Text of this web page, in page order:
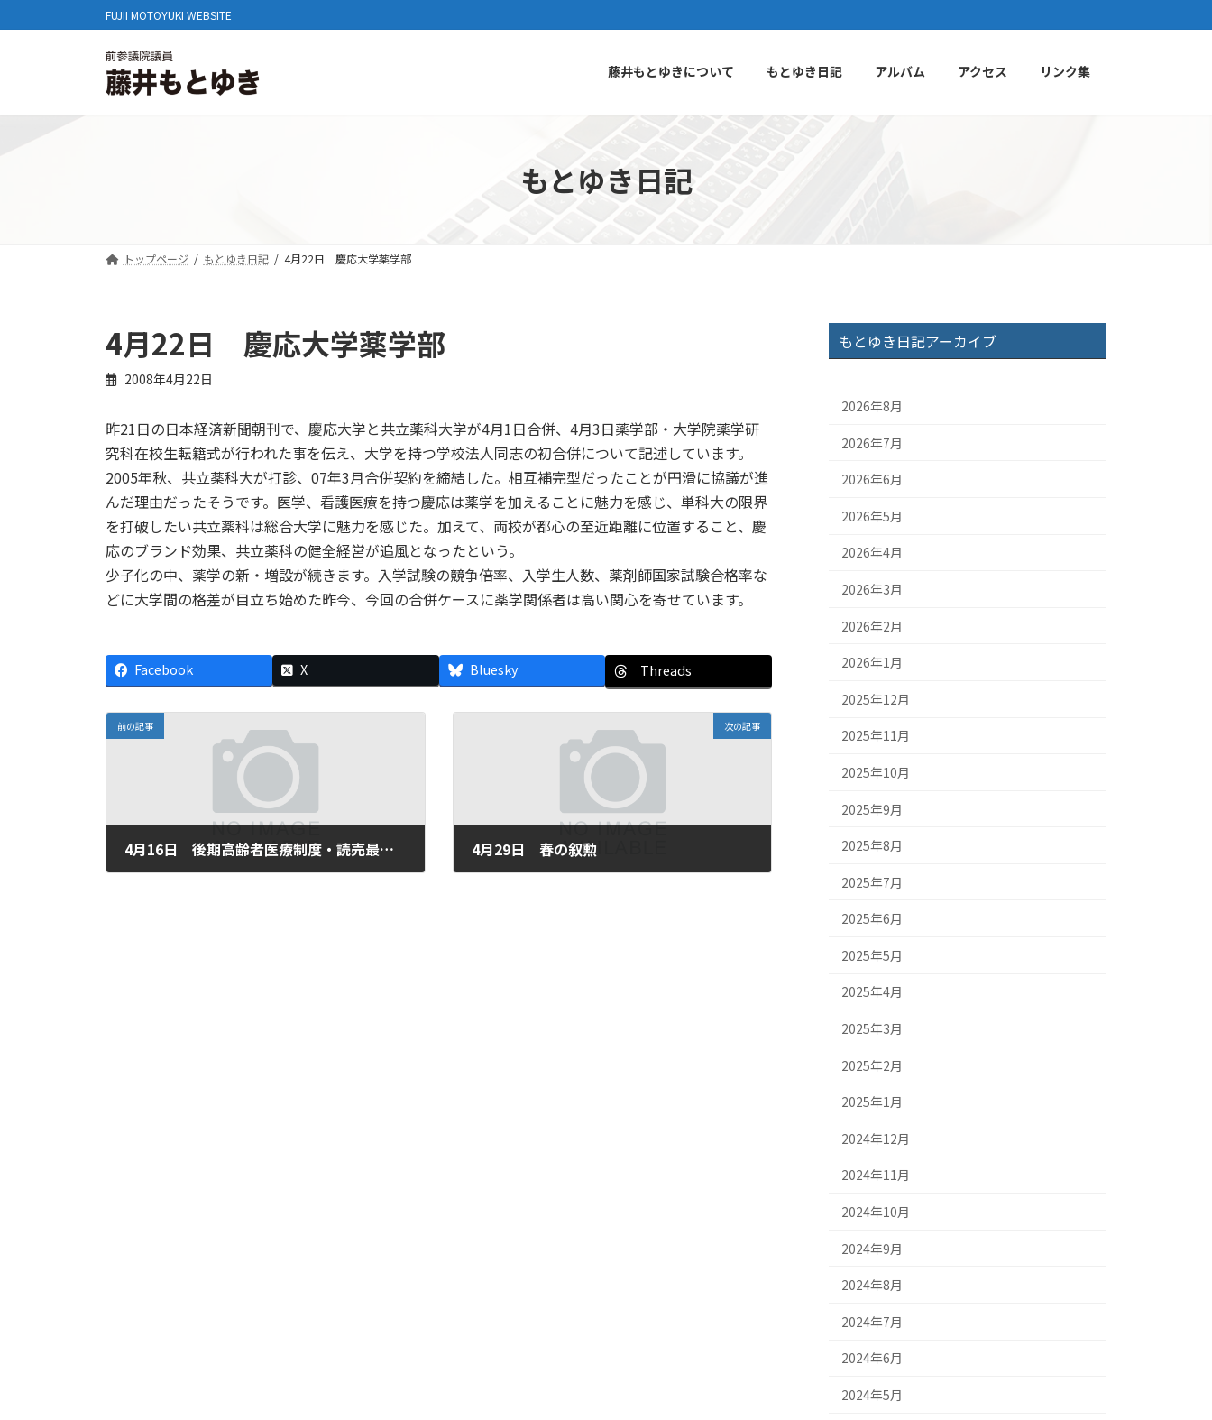
ン
へ
ビ
ョ
FUJII MOTOYUKI WEBSITE
藤井もとゆきについて もとゆき日記 アルバム アクセス リンク集
もとゆき日記
トップページ もとゆき日記 4月22日 慶応大学薬学部
4月22日 慶応大学薬学部
2008年4月22日
昨21日の日本経済新聞朝刊で、慶応大学と共立薬科大学が4月1日合併、4月3日薬学部・大学院薬学研
究科在校生転籍式が行われた事を伝え、大学を持つ学校法人同志の初合併について記述しています。
2005年秋、共立薬科大が打診、07年3月合併契約を締結した。相互補完型だったことが円滑に協議が進
んだ理由だったそうです。医学、看護医療を持つ慶応は薬学を加えることに魅力を感じ、単科大の限界
を打破したい共立薬科は総合大学に魅力を感じた。加えて、両校が都心の至近距離に位置すること、慶
応のブランド効果、共立薬科の健全経営が追風となったという。
少子化の中、薬学の新・増設が続きます。入学試験の競争倍率、入学生人数、薬剤師国家試験合格率な
どに大学間の格差が目立ち始めた昨今、今回の合併ケースに薬学関係者は高い関心を寄せています。
Facebook X Bluesky Threads
前の記事
4月16日 後期高齢者医療制度・読売最低保障年金提言
次の記事
4月29日 春の叙勲
もとゆき日記アーカイブ
2026年8月
2026年7月
2026年6月
2026年5月
2026年4月
2026年3月
2026年2月
2026年1月
2025年12月
2025年11月
2025年10月
2025年9月
2025年8月
2025年7月
2025年6月
2025年5月
2025年4月
2025年3月
2025年2月
2025年1月
2024年12月
2024年11月
2024年10月
2024年9月
2024年8月
2024年7月
2024年6月
2024年5月